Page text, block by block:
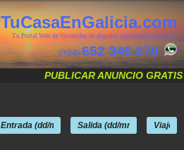
TuCasaEnGalicia.com
Tu Portal Web de Viviendas de alquiler vacacional en Galicia
(+34)652 346 270
PUBLICAR ANUNCIO GRATIS